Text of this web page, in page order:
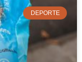
DEPORTE